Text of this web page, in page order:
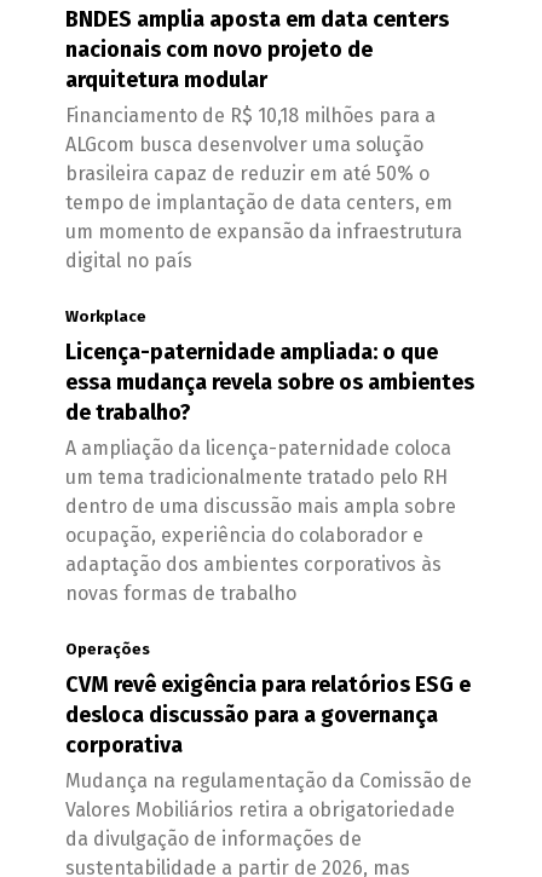
BNDES amplia aposta em data centers
nacionais com novo projeto de
arquitetura modular
Financiamento de R$ 10,18 milhões para a
ALGcom busca desenvolver uma solução
brasileira capaz de reduzir em até 50% o
tempo de implantação de data centers, em
um momento de expansão da infraestrutura
digital no país
Workplace
Licença-paternidade ampliada: o que
essa mudança revela sobre os ambientes
de trabalho?
A ampliação da licença-paternidade coloca
um tema tradicionalmente tratado pelo RH
dentro de uma discussão mais ampla sobre
ocupação, experiência do colaborador e
adaptação dos ambientes corporativos às
novas formas de trabalho
Operações
CVM revê exigência para relatórios ESG e
desloca discussão para a governança
corporativa
Mudança na regulamentação da Comissão de
Valores Mobiliários retira a obrigatoriedade
da divulgação de informações de
sustentabilidade a partir de 2026, mas